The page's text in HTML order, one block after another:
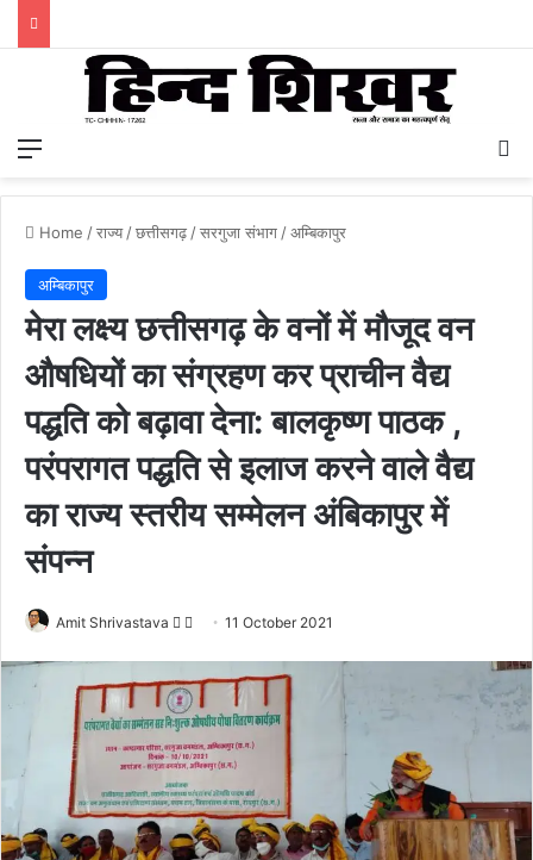
Home /राज्य/छत्तीसगढ़/सरगुजा संभाग/अम्बिकापुर
अम्बिकापुर
मेरा लक्ष्य छत्तीसगढ़ के वनों में मौजूद वन
औषधियों का संग्रहण कर प्राचीन वैद्य
पद्धति को बढ़ावा देना: बालकृष्ण पाठक ,
परंपरागत पद्धति से इलाज करने वाले वैद्य
का राज्य स्तरीय सम्मेलन अंबिकापुर में
संपन्न
Amit Shrivastava
F
l
l
w
o
n
X
n
d
n
e
m
a
11 October 2021